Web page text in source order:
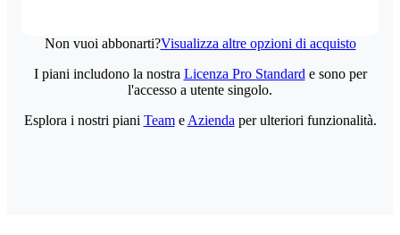
Non vuoi abbonarti?Visualizza altre opzioni di acquisto
I piani includono la nostra Licenza Pro Standard e sono per
l'accesso a utente singolo.
Esplora i nostri piani Teame Azienda per ulteriori funzionalità.